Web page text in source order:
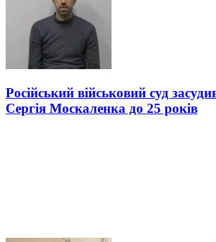
Російський військовий суд
Сергія Москаленка до 25 років